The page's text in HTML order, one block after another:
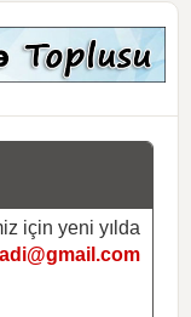
için yeni yılda